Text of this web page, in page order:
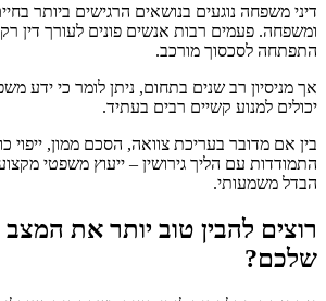
דיני משפחה נוגעים בנושאים הרגישים ביותר
ומשפחה. פעמים רבות אנשים פונים לעורך דין
התפתחה לסכסוך מורכב.
אך מניסיון רב שנים בתחום, ניתן לומר כי ידע
יכולים למנוע קשיים רבים בעתיד.
בין אם מדובר בעריכת צוואה, הסכם ממון, ייפוי
התמודדות עם הליך גירושין – ייעוץ משפטי
הבדל משמעותי.
רוצים להבין טוב יותר את
שלכם?